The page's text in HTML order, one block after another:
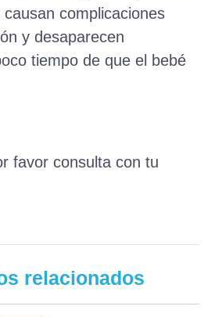
complicaciones
y desaparecen
tiempo de que el bebé
favor consulta con tu
relacionados